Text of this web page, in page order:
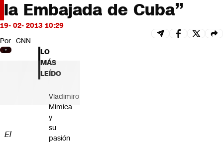
Bits
CNN tiempo
Futuro 360
Opinión
la Embajada de Cuba”
19- 02- 2013 10:29
Por CNN
El
LO
MÁS
LEÍDO
Vladimiro
Mimica
y
su
pasión